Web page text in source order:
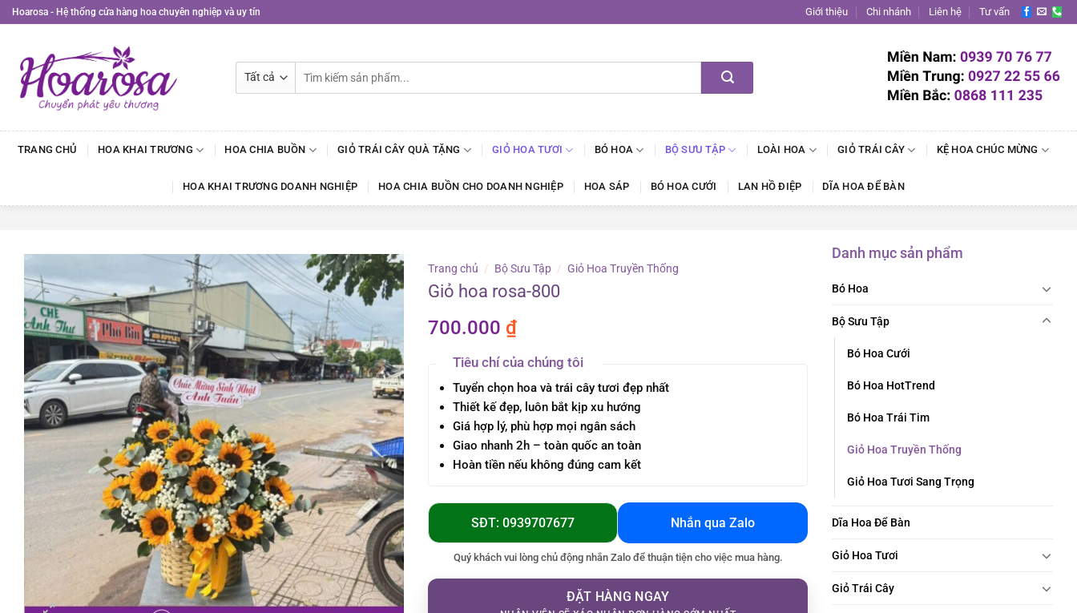
Bỏ
qua
dung
Hoarosa - Hệ thống cửa hàng hoa chuyên nghiệp và uy tín Giới thiệu Chi nhánh Liên hệ Tư vấn
kiếm:
TRANG CHỦ HOA KHAI TRƯƠNG HOA CHIA BUỒN GIỎ TRÁI CÂY QUÀ TẶNG GIỎ HOA TƯƠI BÓ HOA BỘ SƯU TẬP LOÀI HOA GIỎ TRÁI CÂY KỆ HOA CHÚC MỪNG
HOA KHAI TRƯƠNG DOANH NGHIỆP HOA CHIA BUỒN CHO DOANH NGHIỆP HOA SÁP BÓ HOA CƯỚI LAN HỒ ĐIỆP DĨA HOA ĐỂ BÀN
Danh mục sản phẩm
Bó Hoa
Bộ Sưu Tập
Bó Hoa Cưới
Bó Hoa HotTrend
Bó Hoa Trái Tim
Giỏ Hoa Truyền Thống
Giỏ Hoa Tươi Sang Trọng
Dĩa Hoa Để Bàn
Giỏ Hoa Tươi
Giỏ Trái Cây
Trang chủ / Bộ Sưu Tập / Giỏ Hoa Truyền Thống
Giỏ hoa rosa-800
700.000 ₫
Tiêu chí của chúng tôi
Tuyển chọn hoa và trái cây tươi đẹp nhất
Thiết kế đẹp, luôn bắt kịp xu hướng
Giá hợp lý, phù hợp mọi ngân sách
Giao nhanh 2h – toàn quốc an toàn
Hoàn tiền nếu không đúng cam kết
SĐT: 0939707677 Nhắn qua Zalo
Quý khách vui lòng chủ động nhắn Zalo để thuận tiện cho việc mua hàng.
ĐẶT HÀNG NGAY